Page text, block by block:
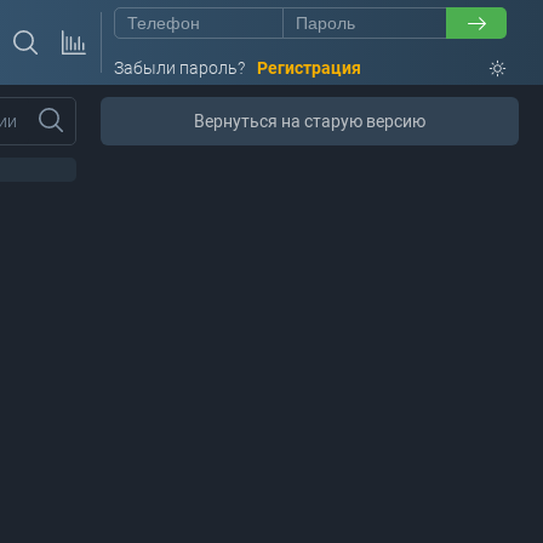
Забыли пароль? Регистрация
Вернуться на старую версию